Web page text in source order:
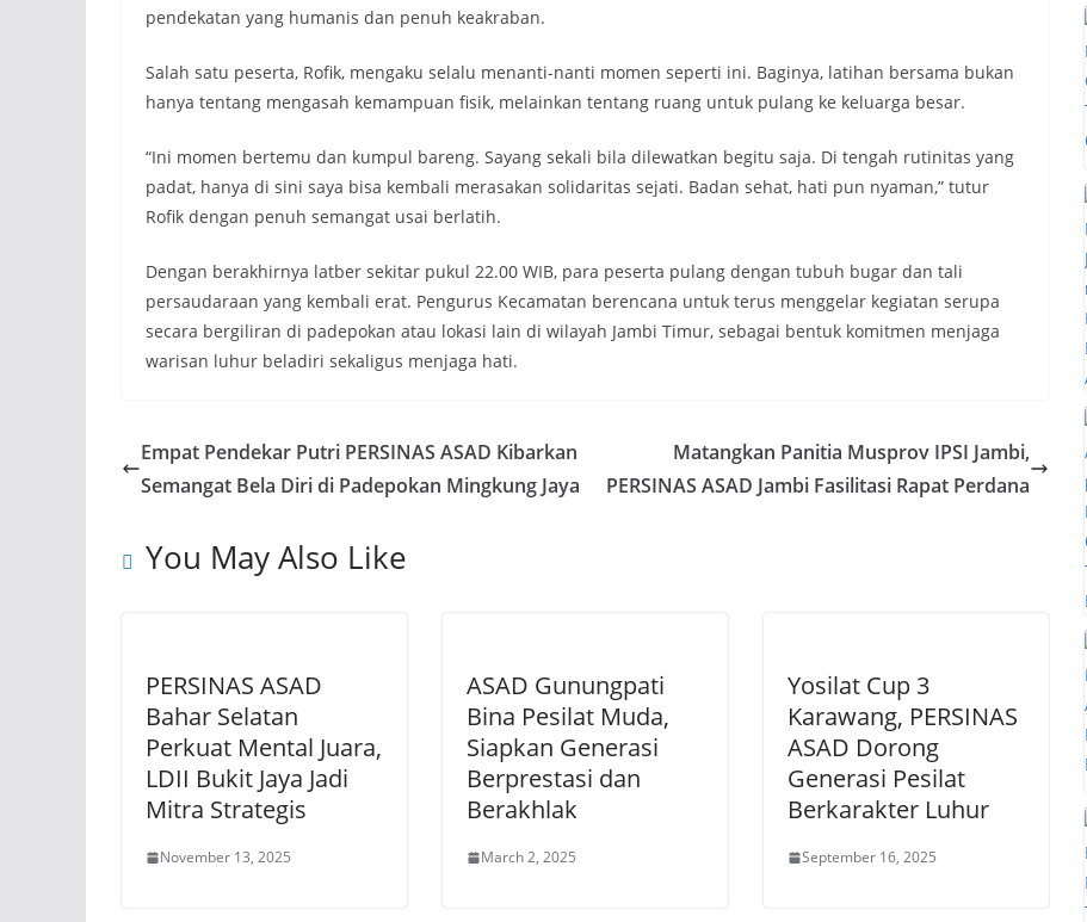
pendekatan yang humanis dan penuh keakraban.
Salah satu peserta, Rofik, mengaku selalu menanti-nanti momen seperti ini. Baginya, latihan bersama bukan
hanya tentang mengasah kemampuan fisik, melainkan tentang ruang untuk pulang ke keluarga besar.
“Ini momen bertemu dan kumpul bareng. Sayang sekali bila dilewatkan begitu saja. Di tengah rutinitas yang
padat, hanya di sini saya bisa kembali merasakan solidaritas sejati. Badan sehat, hati pun nyaman,” tutur
Rofik dengan penuh semangat usai berlatih.
Dengan berakhirnya latber sekitar pukul 22.00 WIB, para peserta pulang dengan tubuh bugar dan tali
persaudaraan yang kembali erat. Pengurus Kecamatan berencana untuk terus menggelar kegiatan serupa
secara bergiliran di padepokan atau lokasi lain di wilayah Jambi Timur, sebagai bentuk komitmen menjaga
warisan luhur beladiri sekaligus menjaga hati.
Empat Pendekar Putri PERSINAS ASAD Kibarkan
Semangat Bela Diri di Padepokan Mingkung Jaya
Matangkan Panitia Musprov IPSI Jambi,
PERSINAS ASAD Jambi Fasilitasi Rapat Perdana
You May Also Like
PERSINAS ASAD
Bahar Selatan
Perkuat Mental Juara,
LDII Bukit Jaya Jadi
Mitra Strategis
November 13, 2025
ASAD Gunungpati
Bina Pesilat Muda,
Siapkan Generasi
Berprestasi dan
Berakhlak
March 2, 2025
Yosilat Cup 3
Karawang, PERSINAS
ASAD Dorong
Generasi Pesilat
Berkarakter Luhur
September 16, 2025